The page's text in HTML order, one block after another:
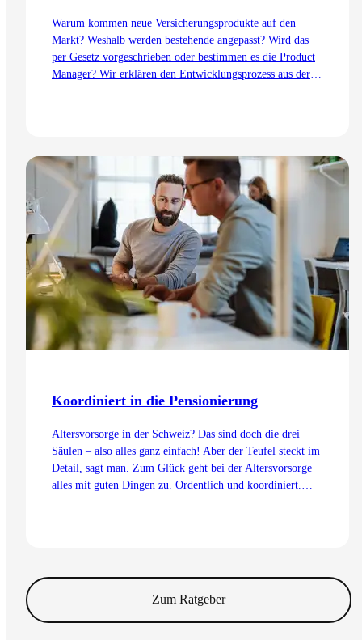
Warum kommen neue Versicherungsprodukte auf den
Markt? Weshalb werden bestehende angepasst? Wird das
per Gesetz vorgeschrieben oder bestimmen es die Product
Manager? Wir erklären den Entwicklungsprozess aus der
Zum Artikel
Koordiniert in die Pensionierung
Altersvorsorge in der Schweiz? Das sind doch die drei
Säulen – also alles ganz einfach! Aber der Teufel steckt im
Detail, sagt man. Zum Glück geht bei der Altersvorsorge
alles mit guten Dingen zu. Ordentlich und koordiniert.
Zum Ratgeber